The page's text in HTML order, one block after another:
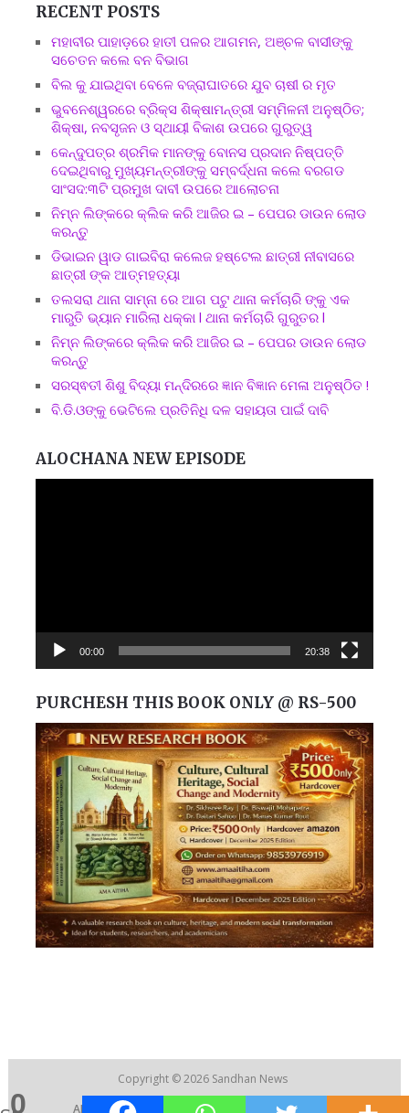
0
RECENT POSTS
ମହାବୀର ପାହାଡ଼ରେ ହାତୀ ପଳର ଆଗମନ, ଅଞ୍ଚଳ ବାସୀଙ୍କୁ
ସଚେତନ କଲେ ବନ ବିଭାଗ
ବିଲ କୁ ଯାଇଥିବା ବେଳେ ବଜ୍ରାଘାତରେ ଯୁବ ଚାଷୀ ର ମୃତ
ଭୁବନେଶ୍ୱରରେ ବ୍ରିକ୍ସ ଶିକ୍ଷାମନ୍ତ୍ରୀ ସମ୍ମିଳନୀ ଅନୁଷ୍ଠିତ;
ଶିକ୍ଷା, ନବସୃଜନ ଓ ସ୍ଥାୟୀ ବିକାଶ ଉପରେ ଗୁରୁତ୍ୱ
କେନ୍ଦୁପତ୍ର ଶ୍ରମିକ ମାନଙ୍କୁ ବୋନସ ପ୍ରଦାନ ନିଷ୍ପତ୍ତି
ଦେଇଥିବାରୁ ମୁଖ୍ୟମନ୍ତ୍ରୀଙ୍କୁ ସମ୍ବର୍ଦ୍ଧନା କଲେ ବରଗଡ
ସାଂସଦ:୩ଟି ପ୍ରମୁଖ ଦାବୀ ଉପରେ ଆଲୋଚନା
ନିମ୍ନ ଲିଙ୍କରେ କ୍ଲିକ କରି ଆଜିର ଇ – ପେପର ଡାଉନ ଲୋଡ
କରନ୍ତୁ
ଡିଭାଇନ ୱାଡ ଗାଇବିରା କଲେଜ ହଷ୍ଟେଲ ଛାତ୍ରୀ ନୀବାସରେ
ଛାତ୍ରୀ ଙ୍କ ଆତ୍ମହତ୍ୟା
ତଲସରା ଥାନା ସାମ୍ନା ରେ ଆଗ ପଟୁ ଥାନା କର୍ମଚାରି ଙ୍କୁ ଏକ
ମାରୁତି ଭ୍ୟାନ ମାରିଲା ଧକ୍କା l ଥାନା କର୍ମଚାରି ଗୁରୁତର l
ନିମ୍ନ ଲିଙ୍କରେ କ୍ଲିକ କରି ଆଜିର ଇ – ପେପର ଡାଉନ ଲୋଡ
କରନ୍ତୁ
ସରସ୍ଵତୀ ଶିଶୁ ବିଦ୍ୟା ମନ୍ଦିରରେ ଜ୍ଞାନ ବିଜ୍ଞାନ ମେଳା ଅନୁଷ୍ଠିତ !
ବି.ଡି.ଓଙ୍କୁ ଭେଟିଲେ ପ୍ରତିନିଧି ଦଳ ସହାୟତା ପାଇଁ ଦାବି
ALOCHANA NEW EPISODE
00:00 20:38
PURCHESH THIS BOOK ONLY @ RS-500
Copyright © 2026 Sandhan News
ABOUT US
CONTACT US RECRUITMENT